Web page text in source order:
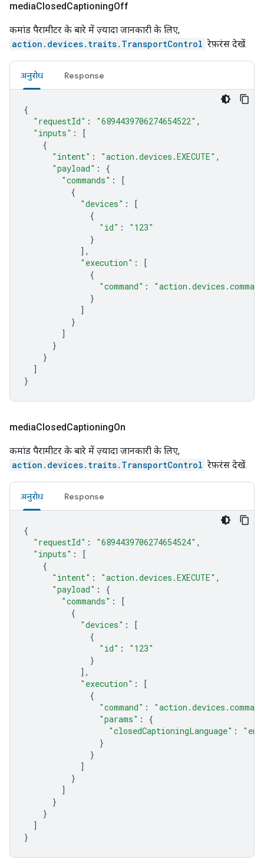
mediaClosedCaptioningOff
कमांड पैरामीटर के बारे में ज़्यादा जानकारी के लिए,
action.devices.traits.TransportControl रेफ़रंस देखें.
अनुरोध Response
{
"requestId" : "6894439706274654522" ,
"inputs" :
[
{
"intent" : "action.devices.EXECUTE" ,
"payload" :
{
"commands" :
[
{
"devices" :
[
{
"id" :
"123"
}
],
"execution" :
[
{
"command" :
}
]
}
]
}
}
]
}
mediaClosedCaptioningOn
कमांड पैरामीटर के बारे में ज़्यादा जानकारी के लिए,
action.devices.traits.TransportControl रेफ़रंस देखें.
अनुरोध Response
{
"requestId" : "6894439706274654524" ,
"inputs" :
[
{
"intent" : "action.devices.EXECUTE" ,
"payload" :
{
"commands" :
[
{
"devices" :
[
{
"id" :
"123"
}
],
"execution" :
[
{
"command" :
"params" :
{
"closedCaptioningLanguage" :
"en"
}
}
]
}
]
}
}
]
}